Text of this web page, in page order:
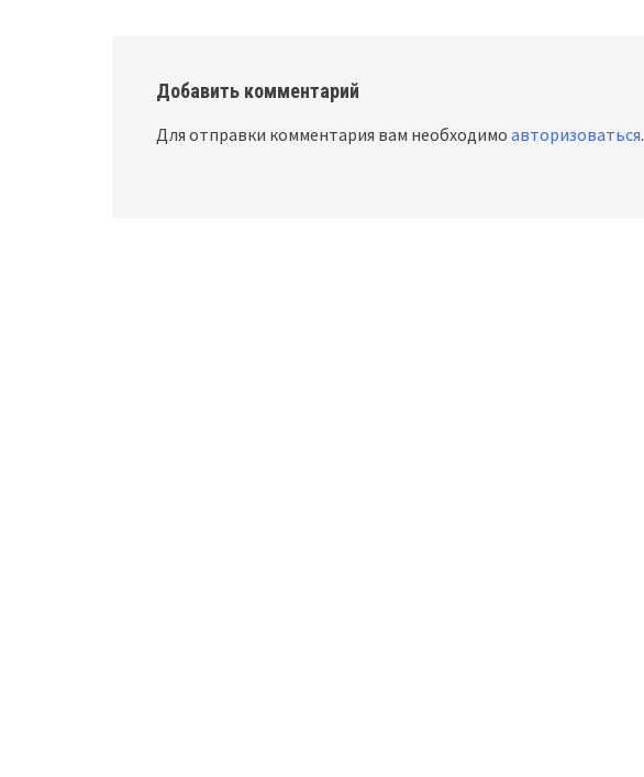
Добавить комментарий
Для отправки комментария вам необходимо авторизоваться.